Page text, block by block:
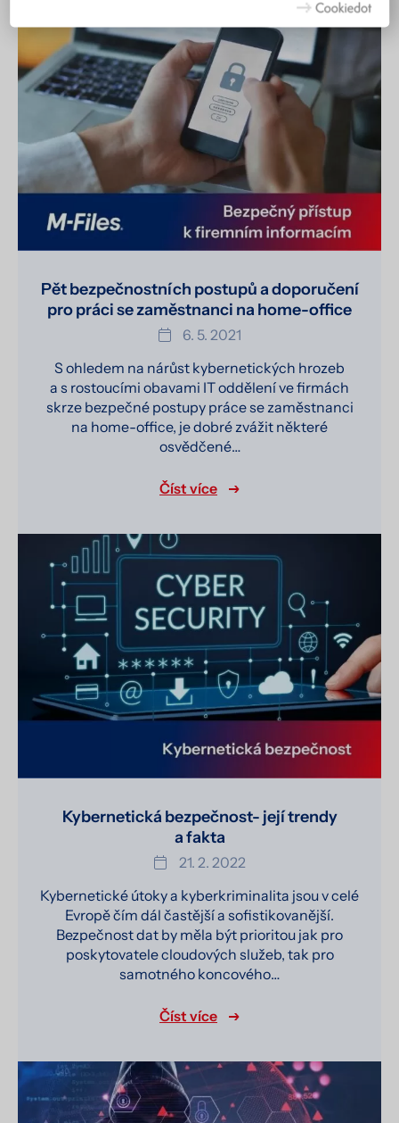
Pět bezpečnostních postupů a doporučení
pro práci se zaměstnanci na home-office
6. 5. 2021
S ohledem na nárůst kybernetických hrozeb
a s rostoucími obavami IT oddělení ve firmách
skrze bezpečné postupy práce se zaměstnanci
na home-office, je dobré zvážit některé
osvědčené…
Číst více
Kybernetická bezpečnost- její trendy
a fakta
21. 2. 2022
Kybernetické útoky a kyberkriminalita jsou v celé
Evropě čím dál častější a sofistikovanější.
Bezpečnost dat by měla být prioritou jak pro
poskytovatele cloudových služeb, tak pro
samotného koncového…
Číst více